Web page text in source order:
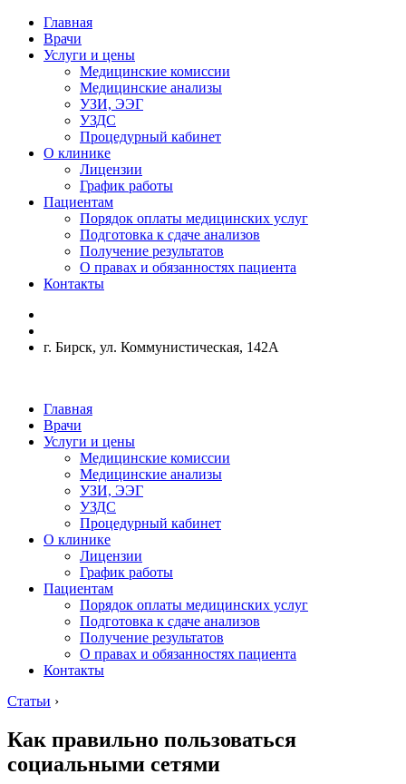
Главная
Врачи
Услуги и цены
Медицинские комиссии
Медицинские анализы
УЗИ, ЭЭГ
УЗДС
Процедурный кабинет
О клинике
Лицензии
График работы
Пациентам
Порядок оплаты медицинских услуг
Подготовка к сдаче анализов
Получение результатов
О правах и обязанностях пациента
Контакты
г. Бирск, ул. Коммунистическая, 142А
Главная
Врачи
Услуги и цены
Медицинские комиссии
Медицинские анализы
УЗИ, ЭЭГ
УЗДС
Процедурный кабинет
О клинике
Лицензии
График работы
Пациентам
Порядок оплаты медицинских услуг
Подготовка к сдаче анализов
Получение результатов
О правах и обязанностях пациента
Контакты
Статьи ›
Как правильно пользоваться
социальными сетями